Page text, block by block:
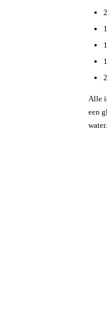
Alle
een